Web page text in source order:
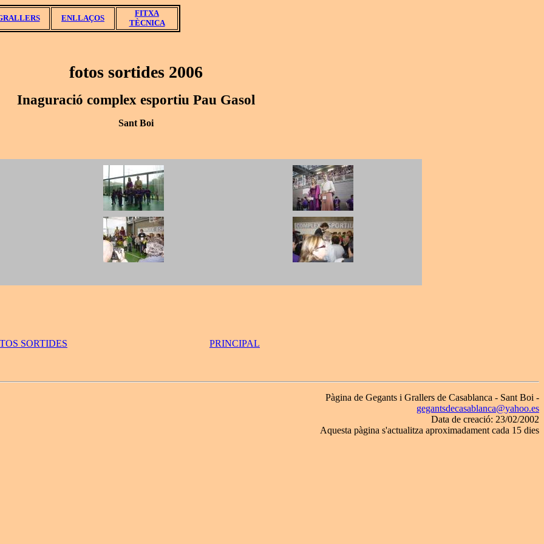
ENLLAÇOS
FITXA
TÈCNICA
fotos sortides 2006
Inaguració complex esportiu Pau Gasol
Sant Boi
SORTIDES PRINCIPAL
Pàgina de Gegants i Grallers de Casablanca - Sant Boi -
gegantsdecasablanca@yahoo.es
Data de creació: 23/02/2002
Aquesta pàgina s'actualitza aproximadament cada 15 dies